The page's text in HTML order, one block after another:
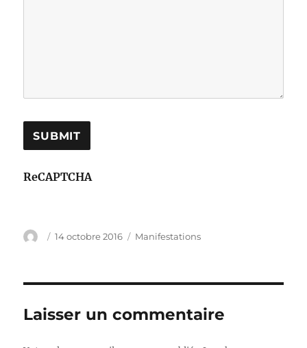
ReCAPTCHA
Auteur
Publié
14 octobre 2016 Catégories
Manifestations
Laisser un commentaire